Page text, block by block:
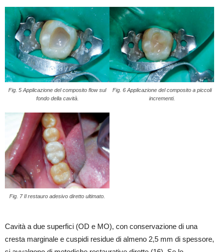
Fig. 5 Applicazione del composito flow sul
fondo della cavità.
Fig. 6 Applicazione del composito a piccoli
incrementi.
Fig. 7 Il restauro adesivo diretto ultimato.
Cavità a due superfici (OD e MO), con conservazione di una
cresta marginale e cuspidi residue di almeno 2,5 mm di spessore,